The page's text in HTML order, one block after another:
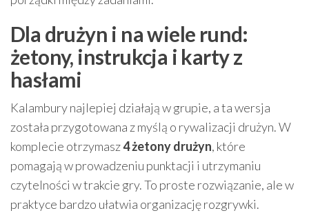
Dla drużyn i na wiele rund:
żetony, instrukcja i karty z
hasłami
Kalambury najlepiej działają w grupie, a ta wersja
została przygotowana z myślą o rywalizacji drużyn. W
komplecie otrzymasz4 żetony drużyn, które
pomagają w prowadzeniu punktacji i utrzymaniu
czytelności w trakcie gry. To proste rozwiązanie, ale w
praktyce bardzo ułatwia organizację rozgrywki.